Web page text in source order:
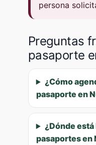
persona
Preguntas
pasaporte
¿Cómo
pasaporte en
¿Dónde
pasaportes en